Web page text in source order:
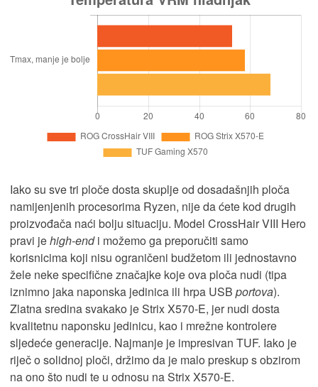
Iako su sve tri ploče dosta skuplje od dosadašnjih ploča
namijenjenih procesorima Ryzen, nije da ćete kod drugih
proizvođača naći bolju situaciju. Model CrossHair VIII Hero
pravi jehigh-endi možemo ga preporučiti samo
korisnicima koji nisu ograničeni budžetom ili jednostavno
žele neke specifične značajke koje ova ploča nudi (tipa
iznimno jaka naponska jedinica ili hrpa USB portova).
Zlatna sredina svakako je Strix X570-E, jer nudi dosta
kvalitetnu naponsku jedinicu, kao i mrežne kontrolere
sljedeće generacije. Najmanje je impresivan TUF. Iako je
riječ o solidnoj ploči, držimo da je malo preskup s obzirom
na ono što nudi te u odnosu na Strix X570-E.